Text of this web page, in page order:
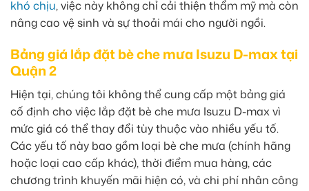
khó chịu, việc này không chỉ cải thiện thẩm mỹ mà còn
nâng cao vệ sinh và sự thoải mái cho người ngồi.
Bảng giá lắp đặt bè che mưa Isuzu D-max tại
Quận 2
Hiện tại, chúng tôi không thể cung cấp một bảng giá
cố định cho việc lắp đặt bè che mưa Isuzu D-max vì
mức giá có thể thay đổi tùy thuộc vào nhiều yếu tố.
Các yếu tố này bao gồm loại bè che mưa (chính hãng
hoặc loại cao cấp khác), thời điểm mua hàng, các
chương trình khuyến mãi hiện có, và chi phí nhân công